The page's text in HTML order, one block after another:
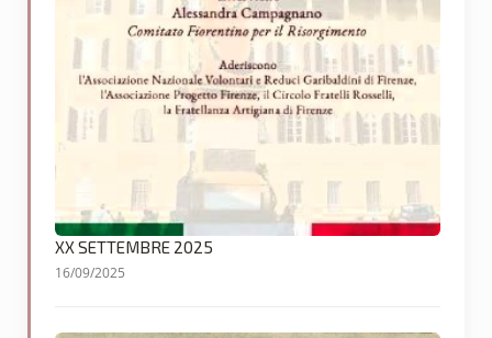
XX SETTEMBRE 2025
16/09/2025